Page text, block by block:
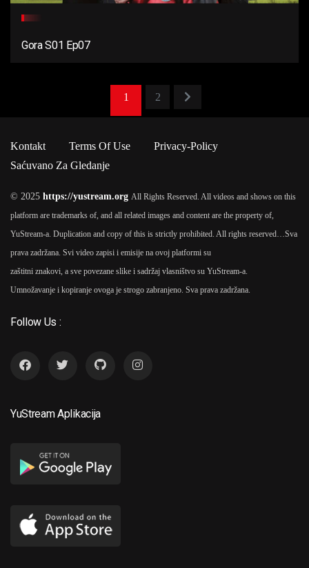
Gora S01 Ep07
1 2
Kontakt Terms Of Use
Privacy-Policy
Saćuvano Za Gledanje
© 2025 https://yustream.org All Rights Reserved. All videos and shows on this
platform are trademarks of, and all related images and content are the property of,
YuStream-a. Duplication and copy of this is strictly prohibited. All rights reserved… Sva
prava zadržana. Svi video zapisi i emisije na ovoj platformi su
zaštitni znakovi, a sve povezane slike i sadržaj vlasništvo su YuStream-a.
Umnožavanje i kopiranje ovoga je strogo zabranjeno. Sva prava zadržana.
Follow Us :
YuStream Aplikacija